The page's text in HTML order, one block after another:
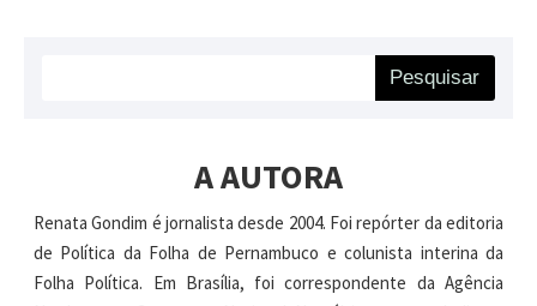
Pesquisar
A AUTORA
Renata Gondim é jornalista desde 2004. Foi repórter da editoria
de Política da Folha de Pernambuco e colunista interina da
Folha Política. Em Brasília, foi correspondente da Agência